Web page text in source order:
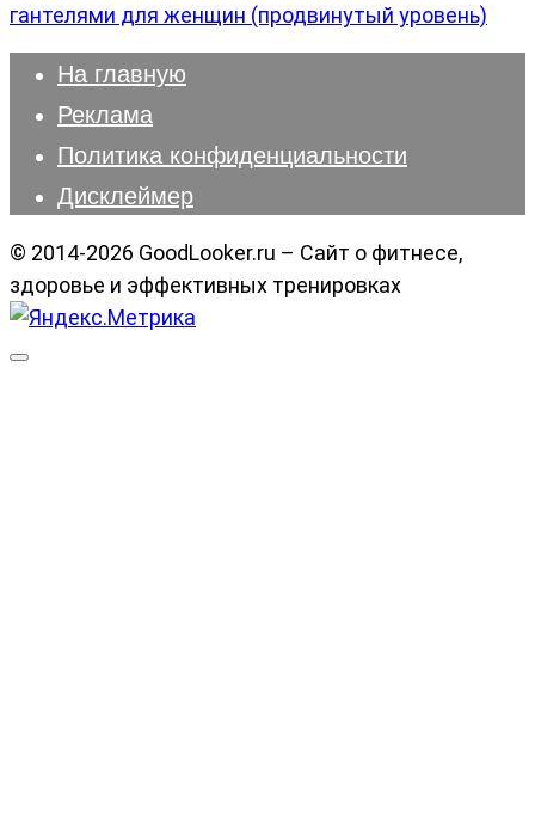
гантелями для женщин (продвинутый уровень)
На главную
Реклама
Политика конфиденциальности
Дисклеймер
© 2014-2026 GoodLooker.ru – Сайт о фитнесе,
здоровье и эффективных тренировках